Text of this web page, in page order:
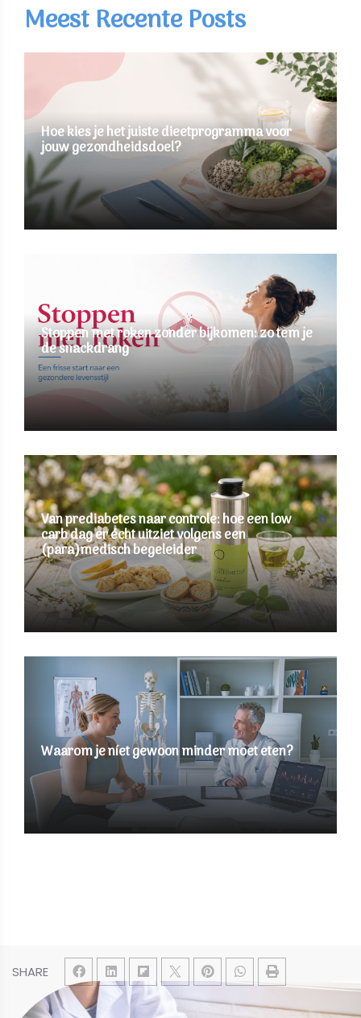
SHARE
Meest Recente Posts
Hoe kies je het juiste dieetprogramma voor
jouw gezondheidsdoel?
Stoppen met roken zonder bijkomen: zo tem je
de snackdrang
Van prediabetes naar controle: hoe een low
carb dag er écht uitziet volgens een
(para)medisch begeleider
Waarom je níet gewoon minder moet eten?